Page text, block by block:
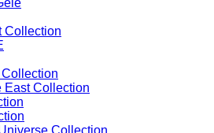
Collection
East Collection
Collection